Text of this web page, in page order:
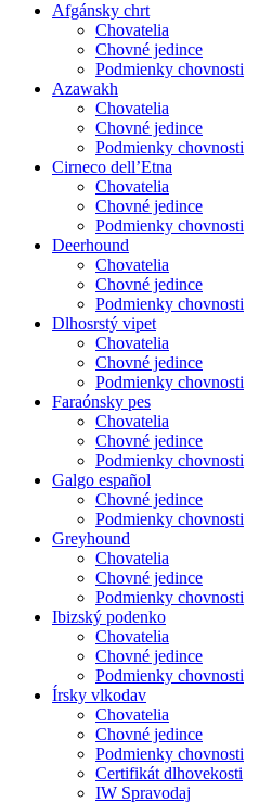
Afgánsky chrt
Chovatelia
Chovné jedince
Podmienky chovnosti
Azawakh
Chovatelia
Chovné jedince
Podmienky chovnosti
Cirneco dell’Etna
Chovatelia
Chovné jedince
Podmienky chovnosti
Deerhound
Chovatelia
Chovné jedince
Podmienky chovnosti
Dlhosrstý vipet
Chovatelia
Chovné jedince
Podmienky chovnosti
Faraónsky pes
Chovatelia
Chovné jedince
Podmienky chovnosti
Galgo español
Chovné jedince
Podmienky chovnosti
Greyhound
Chovatelia
Chovné jedince
Podmienky chovnosti
Ibizský podenko
Chovatelia
Chovné jedince
Podmienky chovnosti
Írsky vlkodav
Chovatelia
Chovné jedince
Podmienky chovnosti
Certifikát dlhovekosti
IW Spravodaj